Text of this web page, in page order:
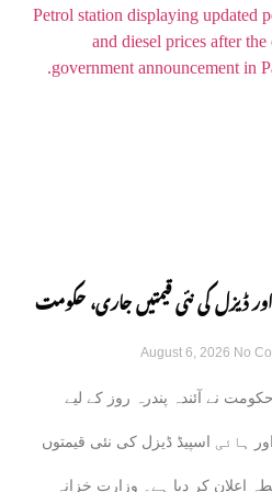
ڈیزل کی نئی قیمتیں جاری، حکومت
اعلانAugust 6, 2026 No
نے آئندہ پندرہ روز کے لیے
ہائی اسپیڈ ڈیزل کی نئی قیمتوں
اعلان کر دیا ہے۔ وزارتِ خزانہ